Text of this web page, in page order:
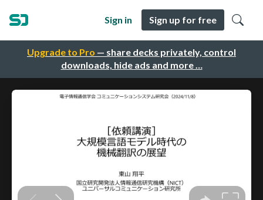
Upgrade to Pro — share decks privately, control
downloads, hide ads and more …
Sign in Sign up for free